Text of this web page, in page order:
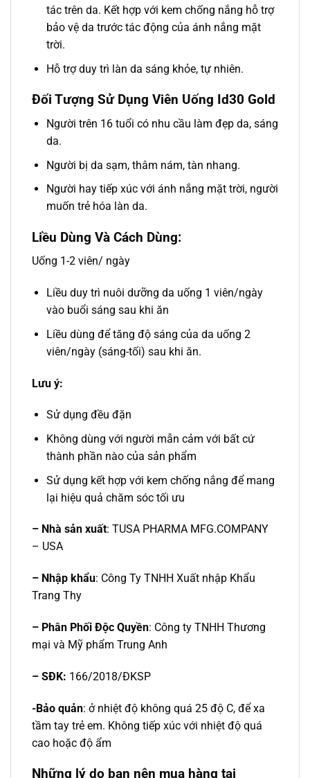
tác trên da. Kết hợp với kem chống nắng hỗ trợ
bảo vệ da trước tác động của ánh nắng mặt
trời.
Hỗ trợ duy trì làn da sáng khỏe, tự nhiên.
Đối Tượng Sử Dụng Viên Uống Id30 Gold
Người trên 16 tuổi có nhu cầu làm đẹp da, sáng
da.
Người bị da sạm, thâm nám, tàn nhang.
Người hay tiếp xúc với ánh nắng mặt trời, người
muốn trẻ hóa làn da.
Liều Dùng Và Cách Dùng:
Uống 1-2 viên/ ngày
Liều duy trì nuôi dưỡng da uống 1 viên/ngày
vào buổi sáng sau khi ăn
Liều dùng để tăng độ sáng của da uống 2
viên/ngày (sáng-tối) sau khi ăn.
Lưu ý:
Sử dụng đều đặn
Không dùng với người mẫn cảm với bất cứ
thành phần nào của sản phẩm
Sử dụng kết hợp với kem chống nắng để mang
lại hiệu quả chăm sóc tối ưu
– Nhà sản xuất: TUSA PHARMA MFG.COMPANY
– USA
– Nhập khẩu: Công Ty TNHH Xuất nhập Khẩu
Trang Thy
– Phân Phối Độc Quyền: Công ty TNHH Thương
mại và Mỹ phẩm Trung Anh
– SĐK: 166/2018/ĐKSP
-Bảo quản: ở nhiệt độ không quá 25 độ C, để xa
tầm tay trẻ em. Không tiếp xúc với nhiệt độ quá
cao hoặc độ ẩm
Những lý do bạn nên mua hàng tại